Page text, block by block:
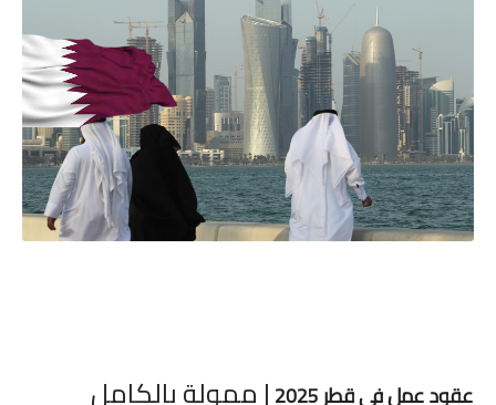
عقود عمل في قطر 2025 | ممولة بالكامل